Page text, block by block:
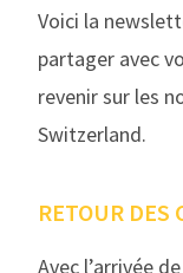
Voici la
partager avec
revenir sur les
Switzerland.
RETOUR DES
Avec l’arrivée